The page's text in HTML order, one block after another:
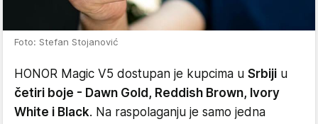
Foto: Stefan Stojanović
HONOR Magic V5 dostupan je kupcima u Srbiji u
četiri boje - Dawn Gold, Reddish Brown, Ivory
White i Black. Na raspolaganju je samo jedna